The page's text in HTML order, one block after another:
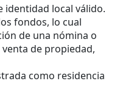
identidad local válido.
fondos, lo cual
de una nómina o
de propiedad,
como residencia